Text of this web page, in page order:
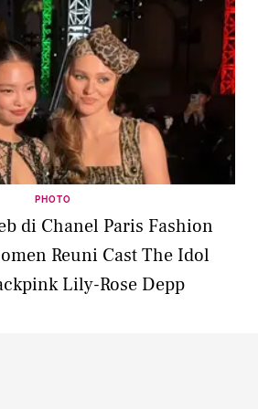
PHOTO
di Chanel Paris Fashion
Reuni Cast The Idol
Lily-Rose Depp